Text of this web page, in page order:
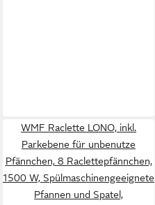
WMF Raclette LONO, inkl.
Parkebene für unbenutze
Pfännchen, 8 Raclettepfännchen,
1500 W, Spülmaschinengeeignete
Pfannen und Spatel,